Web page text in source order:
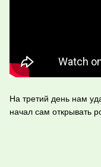
На третий день нам
начал сам открывать